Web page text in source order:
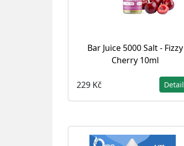
Bar Juice 5000 Salt - Fizzy
Cherry 10ml
229 Kč Detail